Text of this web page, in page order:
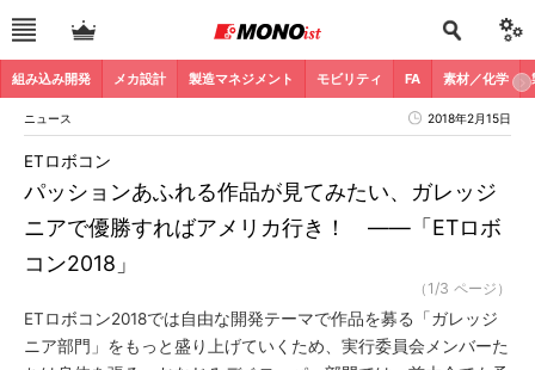
組み込み開発 メカ設計 製造マネジメント モビリティ FA 素材／化学
ニュース 2018年2月15日
パッションあふれる作品が見てみたい、ガレッジ
ニアで優勝すればアメリカ行き！ ――「ETロボ
コン2018」
ETロボコン
（1/3 ページ）
ETロボコン2018では自由な開発テーマで作品を募る「ガレッジ
ニア部門」をもっと盛り上げていくため、実行委員会メンバーた